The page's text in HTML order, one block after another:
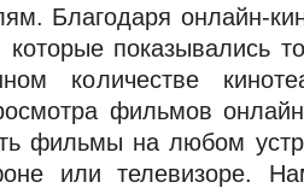
Благодаря онлайн-
показывались
количестве
фильмов
фильмы на любом
или телевизоре.